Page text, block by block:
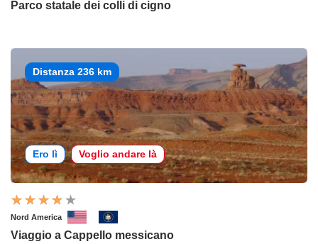
Parco statale dei colli di cigno
Distanza 236 km
Ero lì Voglio andare là
Nord America
Viaggio a Cappello messicano